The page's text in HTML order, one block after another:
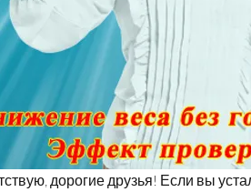
дорогие друзья! Если вы